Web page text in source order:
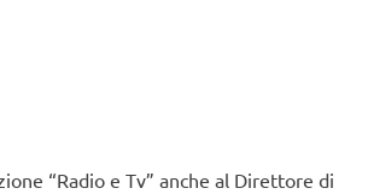
“Radio e Tv” anche al Direttore di